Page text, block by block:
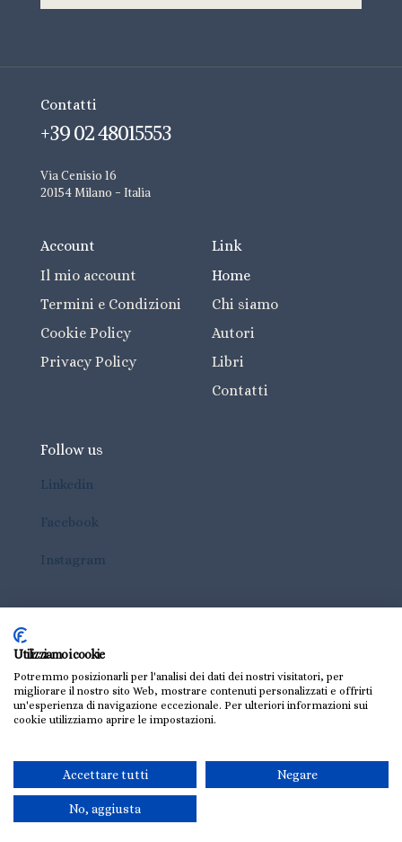
Contatti
+39 02 48015553
Via Cenisio 16
20154 Milano - Italia
Account
Il mio account
Termini e Condizioni
Cookie Policy
Privacy Policy
Link
Home
Chi siamo
Autori
Libri
Contatti
Follow us
Linkedin
Facebook
Instagram
© 2026 VandA Srl | P.IVA 08179880961 |Privacy Policy
Cookie Policy
Utilizziamo i cookie
Potremmo posizionarli per l'analisi dei dati dei nostri visitatori, per
migliorare il nostro sito Web, mostrare contenuti personalizzati e offrirti
un'esperienza di navigazione eccezionale. Per ulteriori informazioni sui
cookie utilizziamo aprire le impostazioni.
Accettare tutti Negare
No, aggiusta